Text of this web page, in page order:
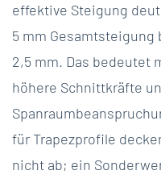
effektive Steigung
5 mm
2,5 mm. Das bedeutet
höhere Schnittkräfte
für Trapezprofile
nicht ab; ein